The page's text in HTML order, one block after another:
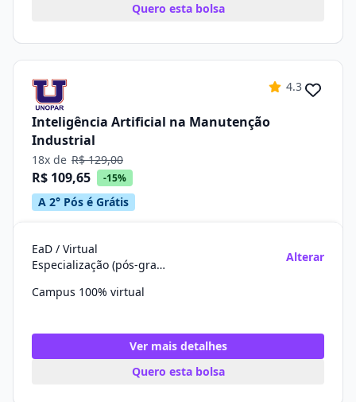
Quero esta bolsa
4.3
Inteligência Artificial na Manutenção
Industrial
18x de R$ 129,00
R$ 109,65 -15%
A 2° Pós é Grátis
EaD / Virtual
Especialização (pós-graduação)
Alterar
Campus 100% virtual
Ver mais detalhes
Quero esta bolsa